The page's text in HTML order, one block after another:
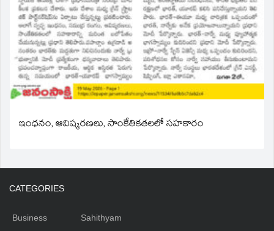
ఇంధనం, ఆవిష్కరణలు, సాంకేతికతలలో సహకారం
CATEGORIES
Business
Sahithyam